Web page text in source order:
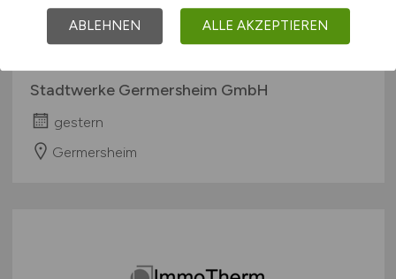
Ingenieur(m/w/d) im Bereich
Wasser- und Abwassersysteme
Stadtwerke Germersheim GmbH
gestern
Germersheim
ABLEHNEN ALLE AKZEPTIEREN